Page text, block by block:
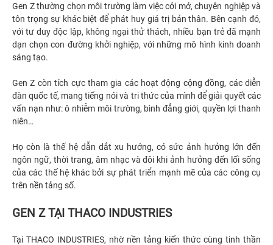
Gen Z thường chọn môi trường làm việc cởi mở, chuyên nghiệp và
tôn trọng sự khác biệt để phát huy giá trị bản thân. Bên cạnh đó,
với tư duy độc lập, không ngại thử thách, nhiều bạn trẻ đã mạnh
dạn chọn con đường khởi nghiệp, với những mô hình kinh doanh
sáng tạo.
Gen Z còn tích cực tham gia các hoạt động cộng đồng, các diễn
đàn quốc tế, mang tiếng nói và tri thức của mình để giải quyết các
vấn nạn như: ô nhiễm môi trường, bình đẳng giới, quyền lợi thanh
niên…
Họ còn là thế hệ dẫn dắt xu hướng, có sức ảnh hưởng lớn đến
ngôn ngữ, thời trang, âm nhạc và đôi khi ảnh hưởng đến lối sống
của các thế hệ khác bởi sự phát triển mạnh mẽ của các công cụ
trên nền tảng số.
GEN Z TẠI THACO INDUSTRIES
Tại THACO INDUSTRIES, nhờ nền tảng kiến thức cùng tinh thần